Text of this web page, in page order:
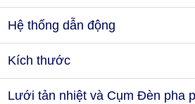
Hệ thống dẫn động
Kích thước
Lưới tản nhiệt và Cụm Đèn pha